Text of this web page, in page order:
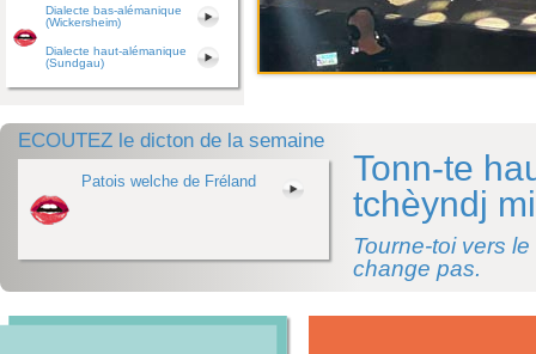
Dialecte bas-alémanique
(Wickersheim)
Dialecte haut-alémanique
(Sundgau)
ECOUTEZ le dicton de la semaine
Tonn-te
tchèyndj
Tourne-toi vers
change pas.
Patois welche de Fréland